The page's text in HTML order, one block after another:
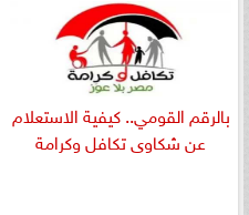
بالرقم القومي.. كيفية الاستعلام
عن شكاوى تكافل وكرامة